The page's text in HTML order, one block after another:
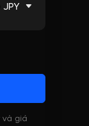
JPY
và giá